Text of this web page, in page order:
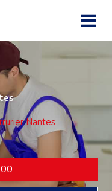
Nantes